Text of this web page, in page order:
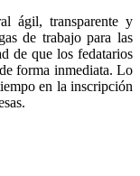
ágil, transparente y
de trabajo para las
de que los fedatarios
forma inmediata. Lo
en la inscripción